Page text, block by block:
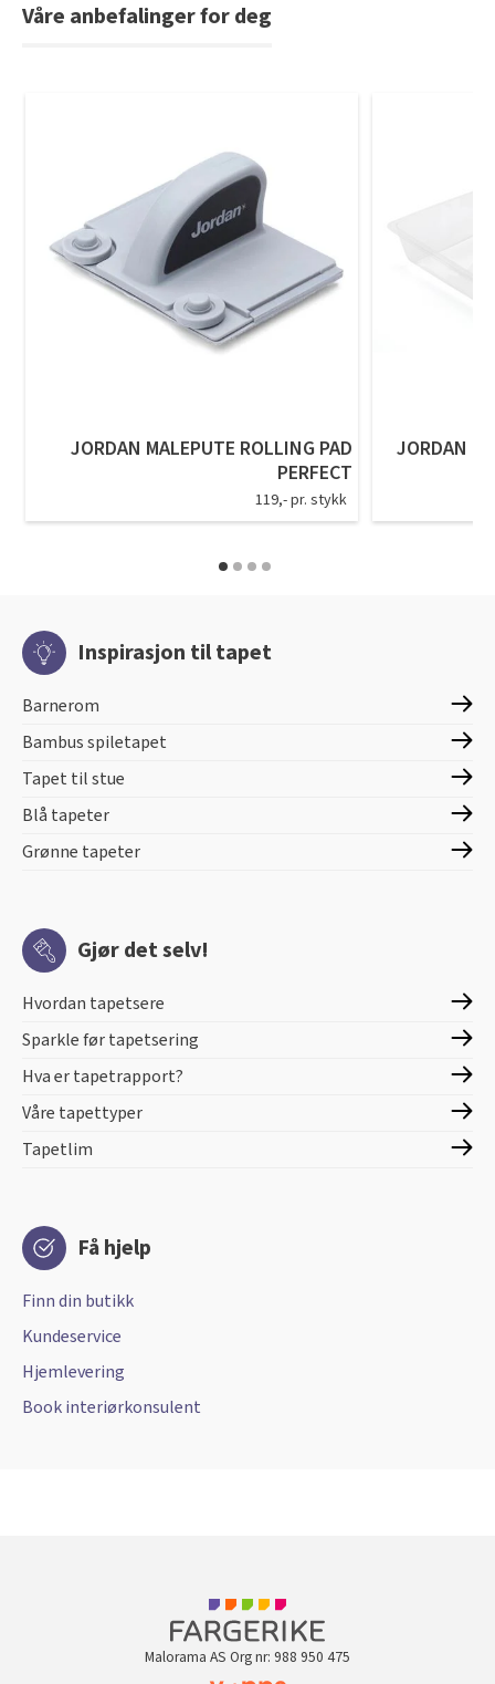
Våre anbefalinger for deg
JORDAN MALEPUTE ROLLING PAD
PERFECT
119,- pr. stykk
JORDAN
Inspirasjon til tapet
Barnerom
Bambus spiletapet
Tapet til stue
Blå tapeter
Grønne tapeter
Gjør det selv!
Hvordan tapetsere
Sparkle før tapetsering
Hva er tapetrapport?
Våre tapettyper
Tapetlim
Få hjelp
Finn din butikk
Kundeservice
Hjemlevering
Book interiørkonsulent
Malorama AS Org nr: 988 950 475